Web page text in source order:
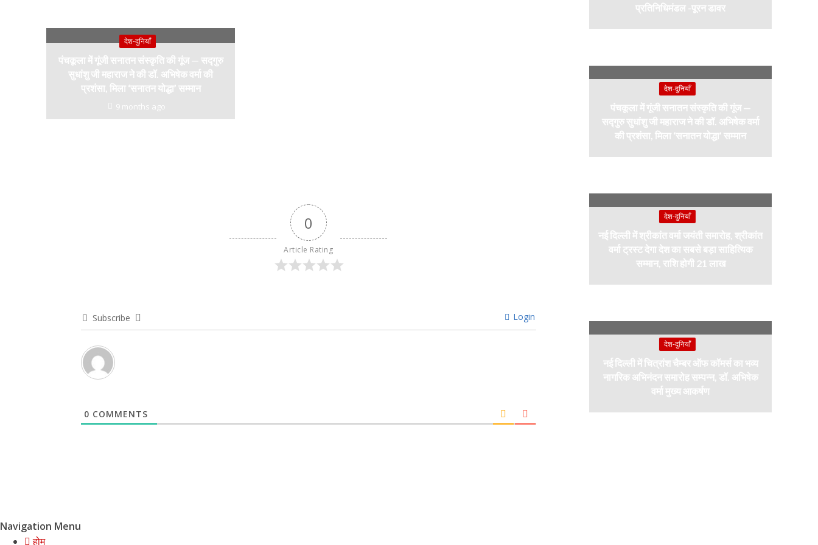
देश-दुनियाँ
पंचकूला में गूंजी सनातन संस्कृति की गूंज — सद्गुरु
सुधांशु जी महाराज ने की डॉ. अभिषेक वर्मा की
प्रशंसा, मिला ‘सनातन योद्धा’ सम्मान
9 months ago
0
Article Rating
Subscribe Login
0 COMMENTS
प्रतिनिधिमंडल -पूरन डावर
देश-दुनियाँ
पंचकूला में गूंजी सनातन संस्कृति की गूंज —
सद्गुरु सुधांशु जी महाराज ने की डॉ. अभिषेक वर्मा
की प्रशंसा, मिला ‘सनातन योद्धा’ सम्मान
देश-दुनियाँ
नई दिल्ली में श्रीकांत वर्मा जयंती समारोह, श्रीकांत
वर्मा ट्रस्ट देगा देश का सबसे बड़ा साहित्यिक
सम्मान, राशि होगी 21 लाख
देश-दुनियाँ
नई दिल्ली में चित्रांश चैम्बर ऑफ कॉमर्स का भव्य
नागरिक अभिनंदन समारोह सम्पन्न, डॉ. अभिषेक
वर्मा मुख्य आकर्षण
Navigation Menu
होम